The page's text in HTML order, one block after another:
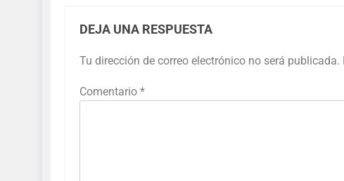
DEJA UNA RESPUESTA
Tu dirección de correo electrónico no será publicada.
Comentario *